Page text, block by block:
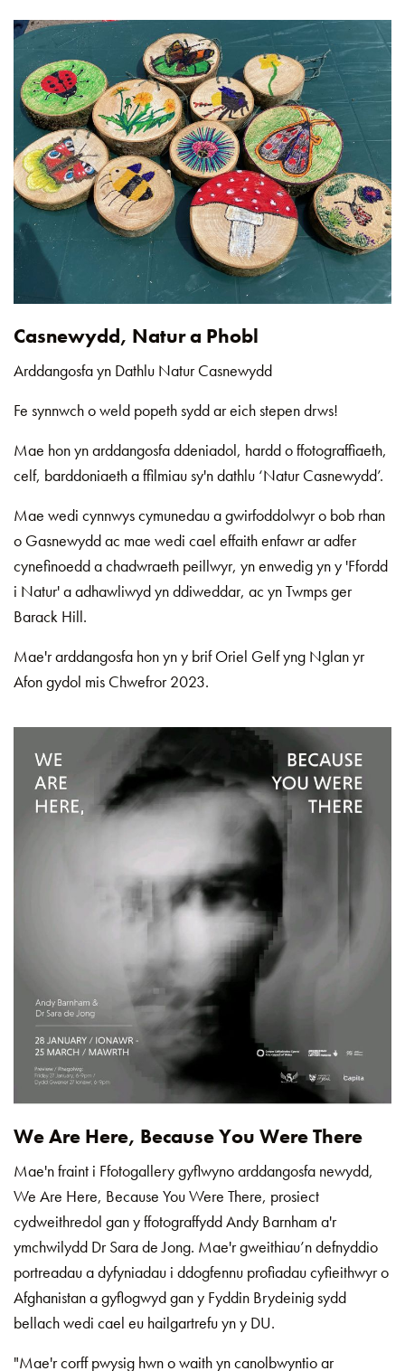
Casnewydd, Natur a Phobl
Arddangosfa yn Dathlu Natur Casnewydd
Fe synnwch o weld popeth sydd ar eich stepen drws!
Mae hon yn arddangosfa ddeniadol, hardd o ffotograffiaeth,
celf, barddoniaeth a ffilmiau sy'n dathlu ‘Natur Casnewydd’.
Mae wedi cynnwys cymunedau a gwirfoddolwyr o bob rhan
o Gasnewydd ac mae wedi cael effaith enfawr ar adfer
cynefinoedd a chadwraeth peillwyr, yn enwedig yn y 'Ffordd
i Natur' a adhawliwyd yn ddiweddar, ac yn Twmps ger
Barack Hill.
Mae'r arddangosfa hon yn y brif Oriel Gelf yng Nglan yr
Afon gydol mis Chwefror 2023.
We Are Here, Because You Were There
Mae'n fraint i Ffotogallery gyflwyno arddangosfa newydd,
We Are Here, Because You Were There, prosiect
cydweithredol gan y ffotograffydd Andy Barnham a'r
ymchwilydd Dr Sara de Jong. Mae'r gweithiau’n defnyddio
portreadau a dyfyniadau i ddogfennu profiadau cyfieithwyr o
Afghanistan a gyflogwyd gan y Fyddin Brydeinig sydd
bellach wedi cael eu hailgartrefu yn y DU.
"Mae'r corff pwysig hwn o waith yn canolbwyntio ar